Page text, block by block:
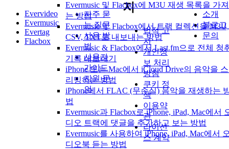
Evermusic 및 Flacbox에 M3U 재생 목록을 가
는 방법
Evermusic 및 Flacbox에서 트랙 컬렉션을 M3U,
CSV, TXT로 내보내는 방법
Evermusic & Flacbox에서 Last.fm으로 전체 청
기록 내보내기
iPhone 또는 Mac에서 iCloud Drive의 음악을
리밍하는 방법
iPhone에서 FLAC (무손실) 음악을 재생하는
법
Evermusic과 Flacbox로 iPhone, iPad, Mac에서
디오 트랙에 댓글을 추가하고 보는 방법
Evermusic를 사용하여 iPhone, iPad, Mac에서
디오북 듣는 방법
Evervideo
Evermusic
Evertag
Flacbox
자주 묻
는 질문
사용 방
법
사용자
가이드
지원 문
의
지
법적 고
지
개인정
보 처리
방침
쿠키 정
책
이용약
관
라이선
스 계약
소개
블로그
문의